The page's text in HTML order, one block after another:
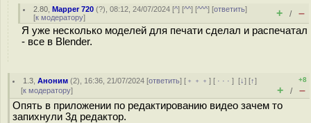
2.80 ,Mapper 720 (?), 08:12, 24/07/2024 [^] [^^] [^^^] [ответить]
[к модератору] + / –
Я уже несколько моделей для печати сделал и распечатал
- все в Blender.
1.3 ,Аноним (2), 16:36, 21/07/2024 [ответить] [ ﹢﹢﹢] [ · · ·][↓] [↑]
[к модератору]
+8
+ / –
Опять в приложении по редактированию видео зачем то
запихнули 3д редактор.